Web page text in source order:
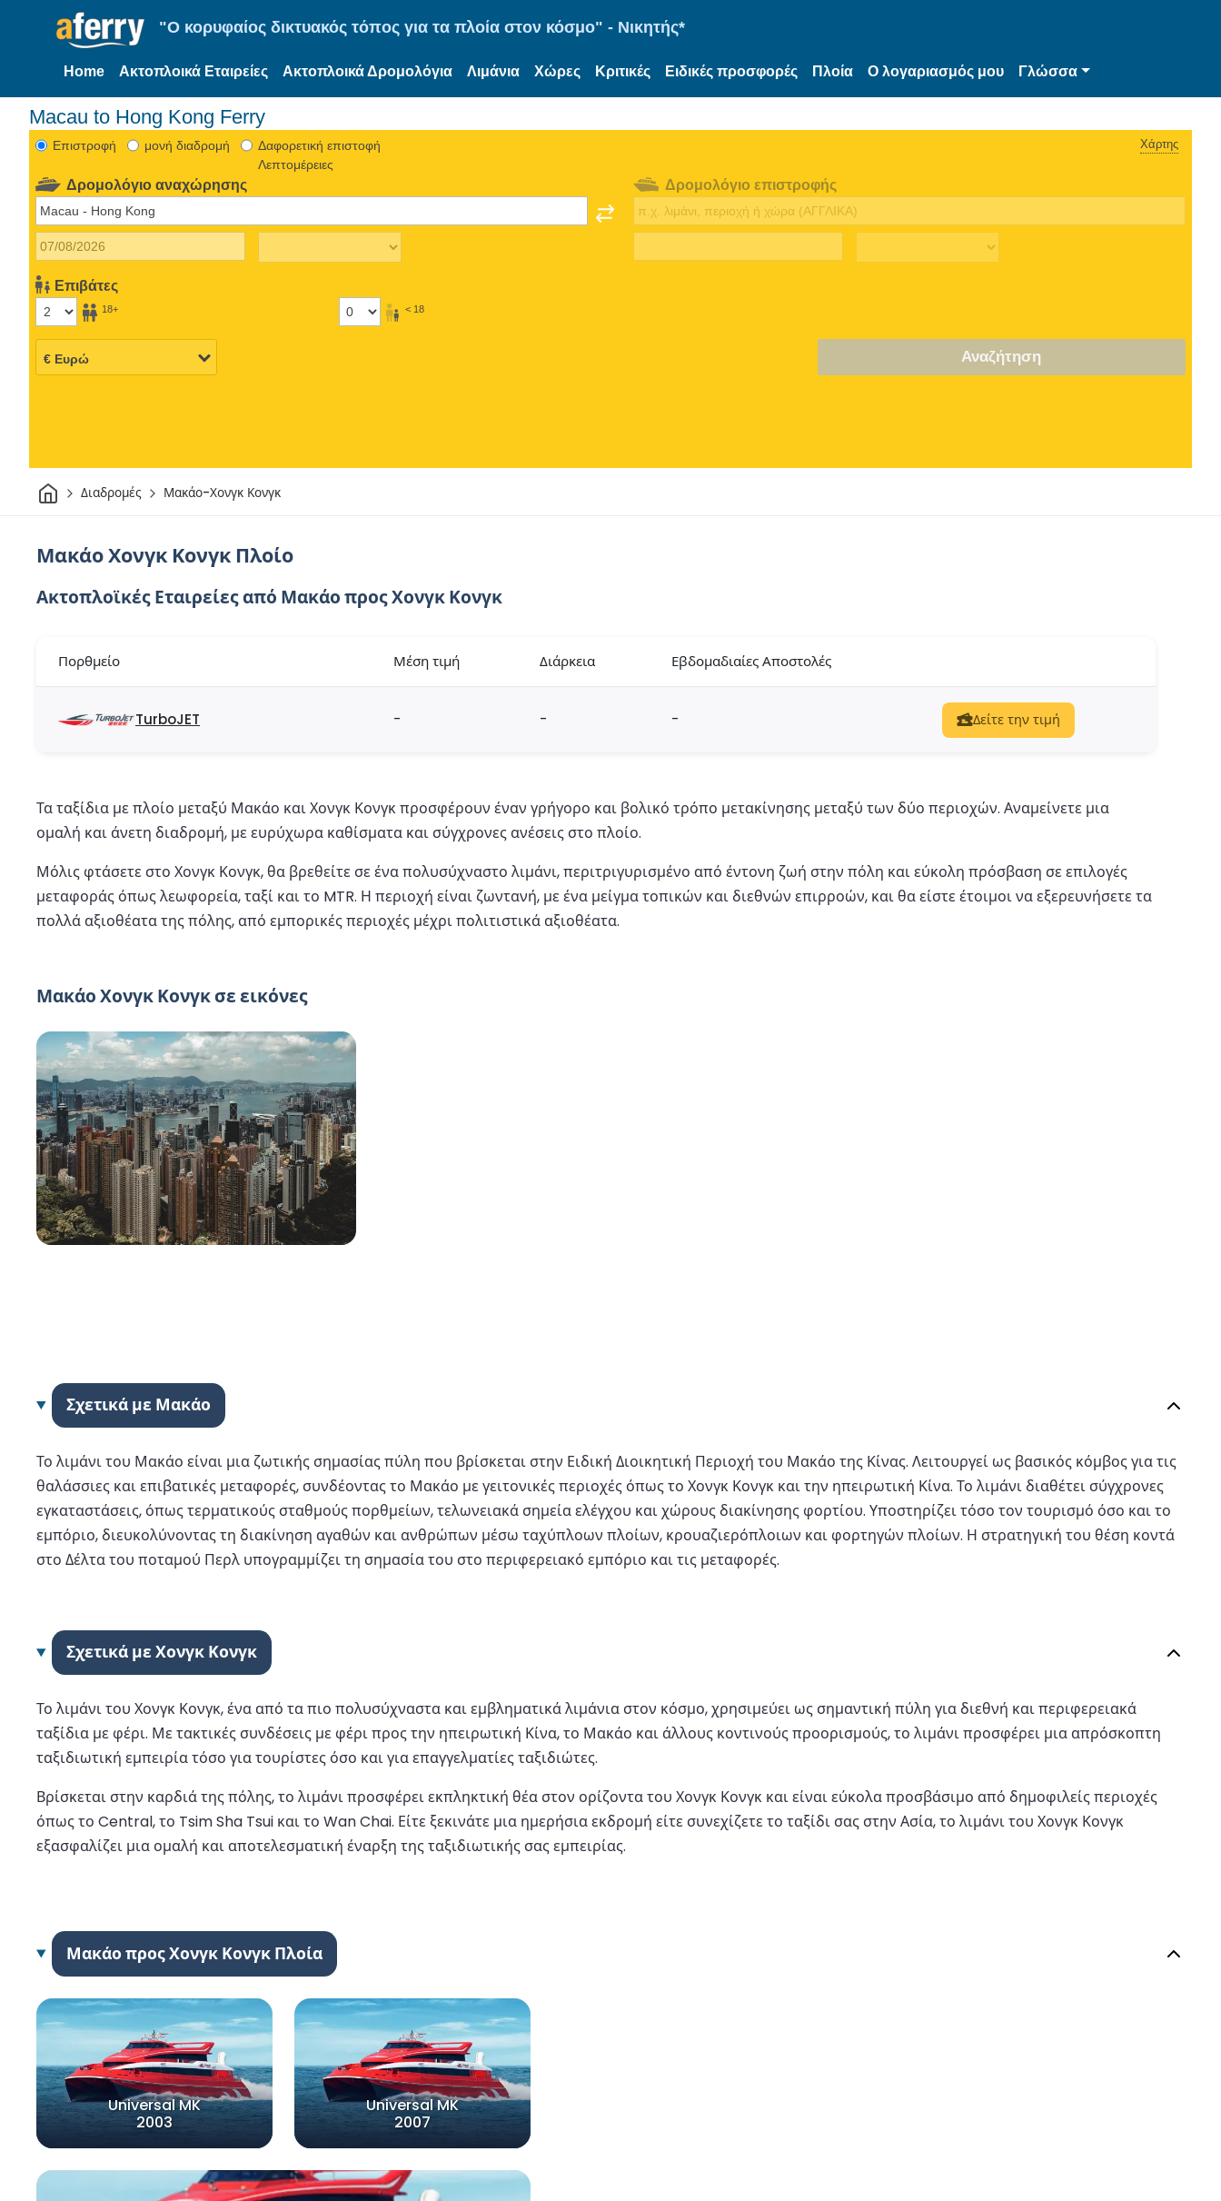
"Ο κορυφαίος δικτυακός τόπος για τα πλοία στον κόσμο" - Νικητής*
Home Ακτοπλοικά Εταιρείες Ακτοπλοικά Δρομολόγια Λιμάνια Χώρες Κριτικές Ειδικές προσφορές Πλοία Ο λογαριασμός μου Γλώσσα
Macau to Hong Kong Ferry
Eπιστροφή μονή διαδρομή
Δαφορετική επιστοφή
Λεπτομέρειες
Χάρτης
Δρομολόγιο αναχώρησης
Επιβάτες
18+ < 18
Δρομολόγιο επιστροφής
Αναζήτηση
ΣπίτιΔιαδρομές Μακάο-Χονγκ Κονγκ
Μακάο Χονγκ Κονγκ Πλοίο
Ακτοπλοϊκές Εταιρείες από Μακάο προς Χονγκ Κονγκ
Πορθμείο Μέση τιμή Διάρκεια Εβδομαδιαίες Αποστολές
TurboJET - - - Δείτε την τιμή
Τα ταξίδια με πλοίο μεταξύ Μακάο και Χονγκ Κονγκ προσφέρουν έναν γρήγορο και βολικό τρόπο μετακίνησης μεταξύ των δύο περιοχών. Αναμείνετε μια
ομαλή και άνετη διαδρομή, με ευρύχωρα καθίσματα και σύγχρονες ανέσεις στο πλοίο.
Μόλις φτάσετε στο Χονγκ Κονγκ, θα βρεθείτε σε ένα πολυσύχναστο λιμάνι, περιτριγυρισμένο από έντονη ζωή στην πόλη και εύκολη πρόσβαση σε επιλογές
μεταφοράς όπως λεωφορεία, ταξί και το MTR. Η περιοχή είναι ζωντανή, με ένα μείγμα τοπικών και διεθνών επιρροών, και θα είστε έτοιμοι να εξερευνήσετε τα
πολλά αξιοθέατα της πόλης, από εμπορικές περιοχές μέχρι πολιτιστικά αξιοθέατα.
Μακάο Χονγκ Κονγκ σε εικόνες
Σχετικά με Μακάο
Το λιμάνι του Μακάο είναι μια ζωτικής σημασίας πύλη που βρίσκεται στην Ειδική Διοικητική Περιοχή του Μακάο της Κίνας. Λειτουργεί ως βασικός κόμβος για τις
θαλάσσιες και επιβατικές μεταφορές, συνδέοντας το Μακάο με γειτονικές περιοχές όπως το Χονγκ Κονγκ και την ηπειρωτική Κίνα. Το λιμάνι διαθέτει σύγχρονες
εγκαταστάσεις, όπως τερματικούς σταθμούς πορθμείων, τελωνειακά σημεία ελέγχου και χώρους διακίνησης φορτίου. Υποστηρίζει τόσο τον τουρισμό όσο και το
εμπόριο, διευκολύνοντας τη διακίνηση αγαθών και ανθρώπων μέσω ταχύπλοων πλοίων, κρουαζιερόπλοιων και φορτηγών πλοίων. Η στρατηγική του θέση κοντά
στο Δέλτα του ποταμού Περλ υπογραμμίζει τη σημασία του στο περιφερειακό εμπόριο και τις μεταφορές.
Σχετικά με Χονγκ Κονγκ
Το λιμάνι του Χονγκ Κονγκ, ένα από τα πιο πολυσύχναστα και εμβληματικά λιμάνια στον κόσμο, χρησιμεύει ως σημαντική πύλη για διεθνή και περιφερειακά
ταξίδια με φέρι. Με τακτικές συνδέσεις με φέρι προς την ηπειρωτική Κίνα, το Μακάο και άλλους κοντινούς προορισμούς, το λιμάνι προσφέρει μια απρόσκοπτη
ταξιδιωτική εμπειρία τόσο για τουρίστες όσο και για επαγγελματίες ταξιδιώτες.
Βρίσκεται στην καρδιά της πόλης, το λιμάνι προσφέρει εκπληκτική θέα στον ορίζοντα του Χονγκ Κονγκ και είναι εύκολα προσβάσιμο από δημοφιλείς περιοχές
όπως το Central, το Tsim Sha Tsui και το Wan Chai. Είτε ξεκινάτε μια ημερήσια εκδρομή είτε συνεχίζετε το ταξίδι σας στην Ασία, το λιμάνι του Χονγκ Κονγκ
εξασφαλίζει μια ομαλή και αποτελεσματική έναρξη της ταξιδιωτικής σας εμπειρίας.
Μακάο προς Χονγκ Κονγκ Πλοία
Universal MK
2003
Universal MK
2007